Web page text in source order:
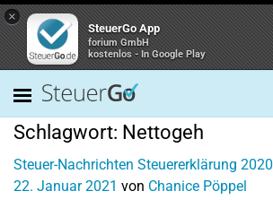
×
SteuerGo App
forium GmbH
kostenlos - In Google Play
Schlagwort: Nettogeh
Steuer-Nachrichten Steuererklärung 2020
22. Januar 2021 von Chanice Pöppel